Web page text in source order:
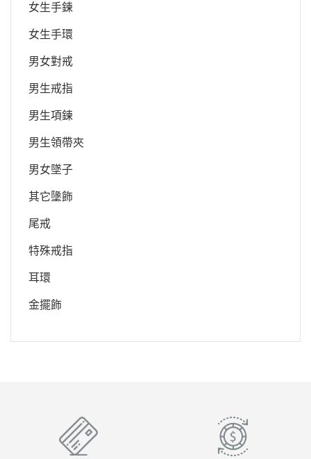
女生手鍊
女生手環
男女對戒
男生戒指
男生項鍊
男生領帶夾
男女墜子
其它墬飾
尾戒
特殊戒指
耳環
金擺飾